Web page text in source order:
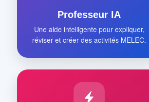
Professeur IA
Une aide intelligente pour expliquer,
réviser et créer des activités MELEC.